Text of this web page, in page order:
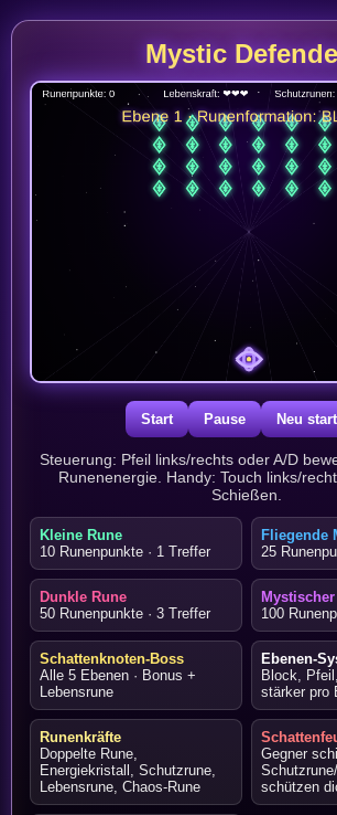
Mystic
Start Pause Neu
Steuerung: Pfeil links/rechts oder A/D
Runenenergie. Handy: Touch links/
Schießen.
Kleine Rune
10 Runenpunkte · 1 Treffer
Fliegende
25
Dunkle Rune
50 Runenpunkte · 3 Treffer
100
Schattenknoten-Boss
Alle 5 Ebenen · Bonus +
Lebensrune
Ebenen-
Block,
stärker pro
Runenkräfte
Doppelte Rune,
Energiekristall, Schutzrune,
Lebensrune, Chaos-Rune
Gegner
schützen